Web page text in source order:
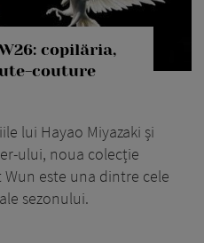
copilăria,
couture
lui Hayao Miyazaki și
ului, noua colecție
este una dintre cele
sezonului.